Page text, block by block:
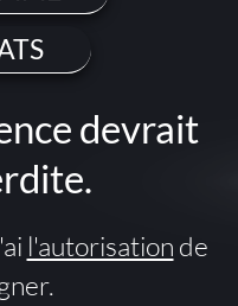
devrait
l'autorisation de